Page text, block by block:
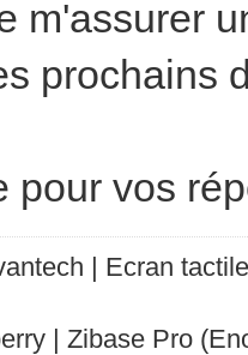
m'assurer
prochains
pour vos
| Ecran
| Zibase Pro